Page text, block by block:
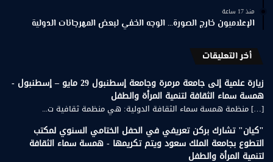
منذ 17 ساعة
الإعلاميون خارج الصورة… الوجه الخفي لبعض المهرجانات الدولية
أخر التعليقات
زيارة علمية إلى جامعة مرمرة وجامعة إسطنبول 29 مايو – إسطنبول -
همسة سماء الثقافة لتنمية المرأة والطفل
[…] منظمة همسة سماء الثقافة الدولية: هي منظمة ثقافية ت...
"كيان" تشارك بركن تعريفي في الحفل الختامي السنوي لمكتب
التطوع بجامعة الملك سعود ويتم تكريمها - همسة سماء الثقافة
لتنمية المرأة والطفل